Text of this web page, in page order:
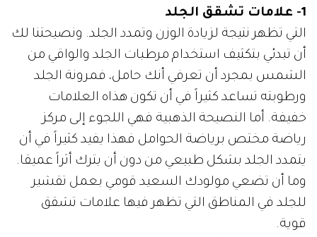
1- علامات تشقق الجلد
التي تظهر نتيجة لزيادة الوزن وتمدد الجلد. ونصيحتنا لك
أن تبدئي بتكثيف استخدام مرطبات الجلد والواقي من
الشمس بمجرد أن تعرفي أنك حامل، فمرونة الجلد
ورطوبته تساعد كثيراً في أن تكون هذاه العلامات
خفيفة. أما النصيحة الذهبية فهي اللجوء إلى مركز
رياضة مختص برياضة الحوامل فهذا يفيد كثيراً في أن
يتمدد الجلد بشكل طبيعي من دون أن يترك أثراً عميقا.
وما أن تضعي مولودك السعيد قومي بعمل تقشير
للجلد في المناطق التي تظهر فيها علامات تشقق
قوية.